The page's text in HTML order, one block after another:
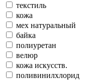
текстиль
кожа
мех натуральный
байка
полиуретан
велюр
кожа искусств.
поливинилхлорид